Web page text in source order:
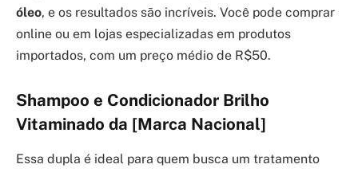
óleo, e os resultados são incríveis. Você pode comprar
online ou em lojas especializadas em produtos
importados, com um preço médio de R$50.
Shampoo e Condicionador Brilho
Vitaminado da [Marca Nacional]
Essa dupla é ideal para quem busca um tratamento